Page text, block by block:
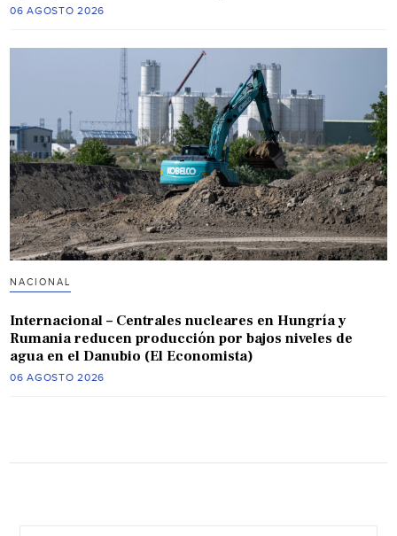
06 AGOSTO 2026
NACIONAL
Internacional – Centrales nucleares en Hungría y
Rumania reducen producción por bajos niveles de
agua en el Danubio (El Economista)
06 AGOSTO 2026